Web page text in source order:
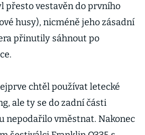
přesto vestavěn do prvního
husy), nicméně jeho zásadní
přinutily sáhnout po
chtěl používat letecké
ale ty se do zadní části
nepodařilo vměstnat. Nakonec